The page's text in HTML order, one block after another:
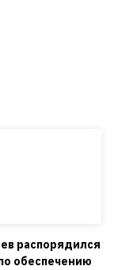
распорядился
обеспечению